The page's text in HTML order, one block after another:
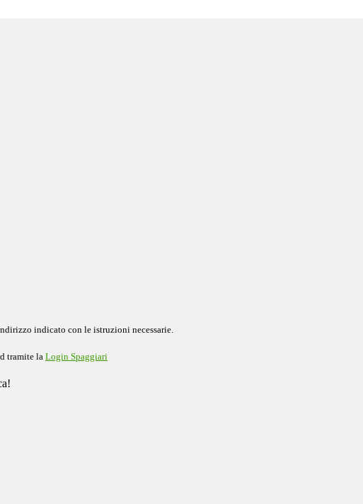
indicato con le istruzioni necessarie.
tramite la Login Spaggiari